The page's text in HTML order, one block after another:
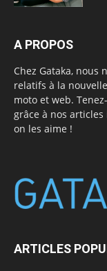
A PROPOS
Chez Gataka, nous
relatifs à la
moto et web.
grâce à nos
on les aime !
ARTICLES